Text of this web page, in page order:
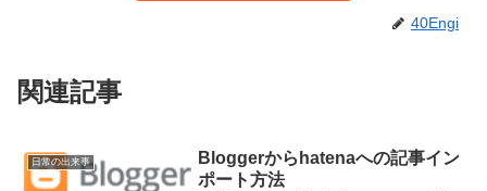
40Engi
関連記事
日常の出来事
Bloggerからhatenaへの記事イン
ポート方法